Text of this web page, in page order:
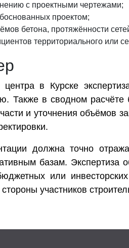
с проектными чертежами;
проектом;
бетона, протяжённости
территориального или
центра в Курске
Также в сводном
и уточнения объёмов
должна точно
базам. Экспертиза
или
участников